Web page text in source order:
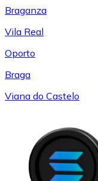
Braganza
Vila Real
Oporto
Braga
Viana do Castelo